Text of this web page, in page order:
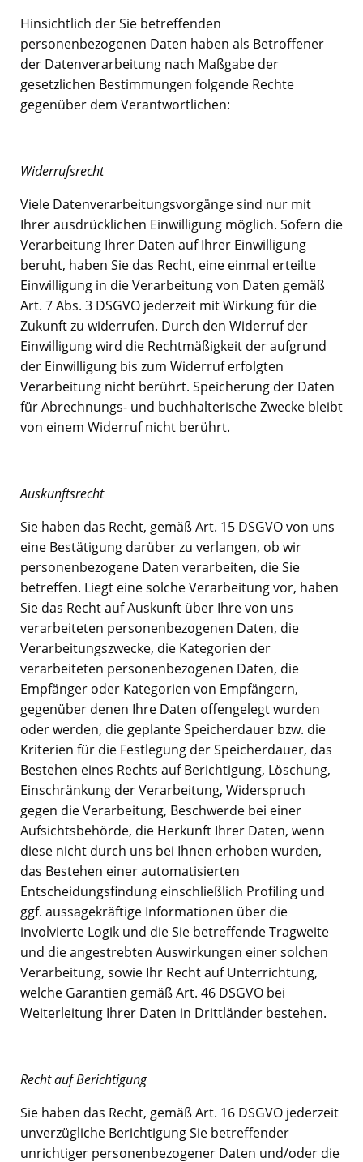
Hinsichtlich der Sie betreffenden
personenbezogenen Daten haben als Betroffener
der Datenverarbeitung nach Maßgabe der
gesetzlichen Bestimmungen folgende Rechte
gegenüber dem Verantwortlichen:
Widerrufsrecht
Viele Datenverarbeitungsvorgänge sind nur mit
Ihrer ausdrücklichen Einwilligung möglich. Sofern die
Verarbeitung Ihrer Daten auf Ihrer Einwilligung
beruht, haben Sie das Recht, eine einmal erteilte
Einwilligung in die Verarbeitung von Daten gemäß
Art. 7 Abs. 3 DSGVO jederzeit mit Wirkung für die
Zukunft zu widerrufen. Durch den Widerruf der
Einwilligung wird die Rechtmäßigkeit der aufgrund
der Einwilligung bis zum Widerruf erfolgten
Verarbeitung nicht berührt. Speicherung der Daten
für Abrechnungs- und buchhalterische Zwecke bleibt
von einem Widerruf nicht berührt.
Auskunftsrecht
Sie haben das Recht, gemäß Art. 15 DSGVO von uns
eine Bestätigung darüber zu verlangen, ob wir
personenbezogene Daten verarbeiten, die Sie
betreffen. Liegt eine solche Verarbeitung vor, haben
Sie das Recht auf Auskunft über Ihre von uns
verarbeiteten personenbezogenen Daten, die
Verarbeitungszwecke, die Kategorien der
verarbeiteten personenbezogenen Daten, die
Empfänger oder Kategorien von Empfängern,
gegenüber denen Ihre Daten offengelegt wurden
oder werden, die geplante Speicherdauer bzw. die
Kriterien für die Festlegung der Speicherdauer, das
Bestehen eines Rechts auf Berichtigung, Löschung,
Einschränkung der Verarbeitung, Widerspruch
gegen die Verarbeitung, Beschwerde bei einer
Aufsichtsbehörde, die Herkunft Ihrer Daten, wenn
diese nicht durch uns bei Ihnen erhoben wurden,
das Bestehen einer automatisierten
Entscheidungsfindung einschließlich Profiling und
ggf. aussagekräftige Informationen über die
involvierte Logik und die Sie betreffende Tragweite
und die angestrebten Auswirkungen einer solchen
Verarbeitung, sowie Ihr Recht auf Unterrichtung,
welche Garantien gemäß Art. 46 DSGVO bei
Weiterleitung Ihrer Daten in Drittländer bestehen.
Recht auf Berichtigung
Sie haben das Recht, gemäß Art. 16 DSGVO jederzeit
unverzügliche Berichtigung Sie betreffender
unrichtiger personenbezogener Daten und/oder die